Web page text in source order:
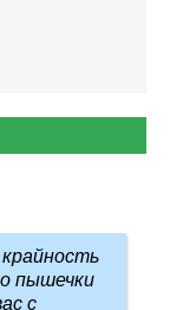
пышечки
с